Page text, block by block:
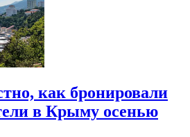
как бронировали
в Крыму осенью